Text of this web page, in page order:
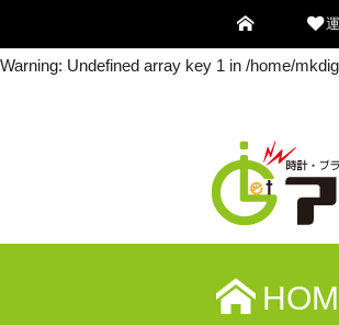
: Undefined array key 0 in/home/
Warning: Undefined array key 1 in /home/